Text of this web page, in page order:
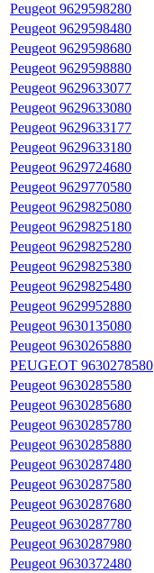
Peugeot 9629598280
Peugeot 9629598480
Peugeot 9629598680
Peugeot 9629598880
Peugeot 9629633077
Peugeot 9629633080
Peugeot 9629633177
Peugeot 9629633180
Peugeot 9629724680
Peugeot 9629770580
Peugeot 9629825080
Peugeot 9629825180
Peugeot 9629825280
Peugeot 9629825380
Peugeot 9629825480
Peugeot 9629952880
Peugeot 9630135080
Peugeot 9630265880
PEUGEOT 9630278580
Peugeot 9630285580
Peugeot 9630285680
Peugeot 9630285780
Peugeot 9630285880
Peugeot 9630287480
Peugeot 9630287580
Peugeot 9630287680
Peugeot 9630287780
Peugeot 9630287980
Peugeot 9630372480